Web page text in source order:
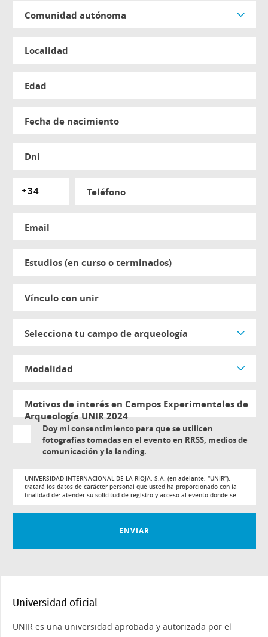
comunidad autónoma
localidad
edad
fecha de nacimiento
dni
teléfono
email
estudios (en curso o terminados)
vínculo con unir
selecciona tu campo de arqueología
modalidad
Motivos de interés en Campos Experimentales de
Arqueología UNIR 2024
Doy mi consentimiento para que se utilicen
fotografías tomadas en el evento en RRSS, medios de
comunicación y la landing.
UNIVERSIDAD INTERNACIONAL DE LA RIOJA, S.A. (en adelante, “UNIR”),
tratará los datos de carácter personal que usted ha proporcionado con la
finalidad de: atender su solicitud de registro y acceso al evento donde se
así como para mantenerle informado de nuestra actividad.
Usted podrá revocar el consentimiento otorgado, así como ejercitar los
derechos reconocidos en los artículos 15 a 22 del Reglamento (UE)
ENVIAR
Universidad oficial
UNIR es una universidad aprobada y autorizada por el